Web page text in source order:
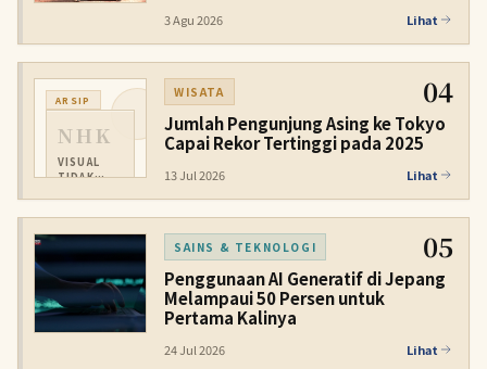
3 Agu 2026 Lihat
ARSIP
NHK
VISUAL
TIDAK
WISATA 04
Jumlah Pengunjung Asing ke Tokyo
Capai Rekor Tertinggi pada 2025
13 Jul 2026 Lihat
SAINS & TEKNOLOGI 05
Penggunaan AI Generatif di Jepang
Melampaui 50 Persen untuk
Pertama Kalinya
24 Jul 2026 Lihat